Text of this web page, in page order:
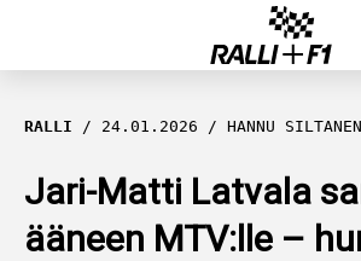
FORMULA 1
RALLI
KALLE ROVANPERÄ
RALLI 24.01.2026 HANNU SILTANEN
Jari-Matti Latvala
ääneen MTV:lle –